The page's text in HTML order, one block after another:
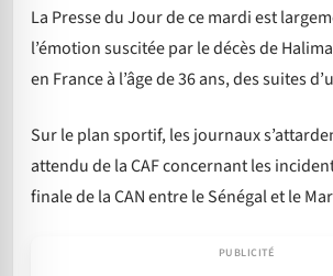
La Presse du Jour de ce mardi est
l’émotion suscitée par le décès de
en France à l’âge de 36 ans, des suites
Sur le plan sportif, les journaux
attendu de la CAF concernant les
finale de la CAN entre le Sénégal et le